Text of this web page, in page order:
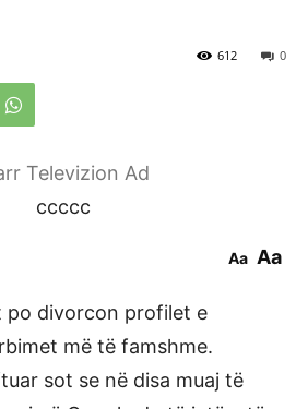
0
612
Televizion Ad
ccccc
Aa Aa
po divorcon profilet e
më të famshme.
sot se në disa muaj të